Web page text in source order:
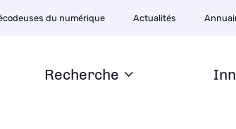
Recherche
du numérique Actualités